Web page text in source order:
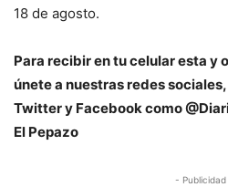
18 de agosto.
Para recibir en tu celular esta y
únete a nuestras redes
Twitter y Facebook como
El Pepazo
- Publicidad